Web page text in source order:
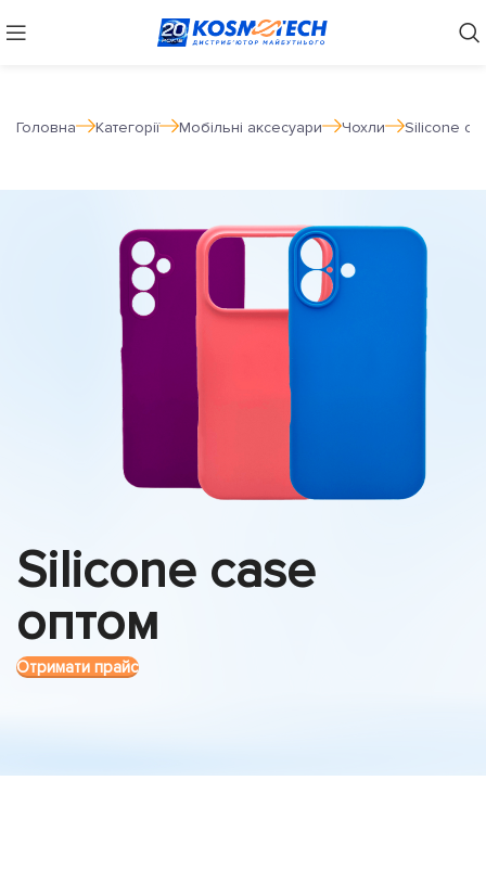
Головна Категорії Мобільні аксесуари Чохли Silicone
Silicone case
оптом
Отримати прайс